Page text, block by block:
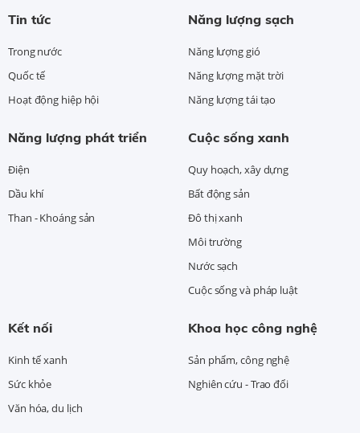
Tin tức
Trong nước
Quốc tế
Hoạt động hiệp hội
Năng lượng sạch
Năng lượng gió
Năng lượng mặt trời
Năng lượng tái tạo
Năng lượng phát triển
Điện
Dầu khí
Than - Khoáng sản
Cuộc sống xanh
Quy hoạch, xây dựng
Bất động sản
Đô thị xanh
Môi trường
Nước sạch
Cuộc sống và pháp luật
Kết nối
Kinh tế xanh
Sức khỏe
Văn hóa, du lịch
Khoa học công nghệ
Sản phẩm, công nghệ
Nghiên cứu - Trao đổi